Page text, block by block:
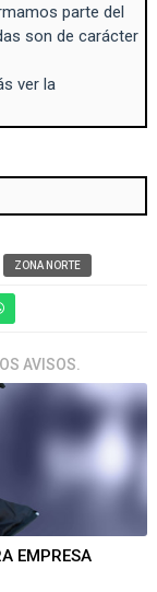
parte del
son de carácter
ver la
ZONA NORTE
AVISOS.
EMPRESA